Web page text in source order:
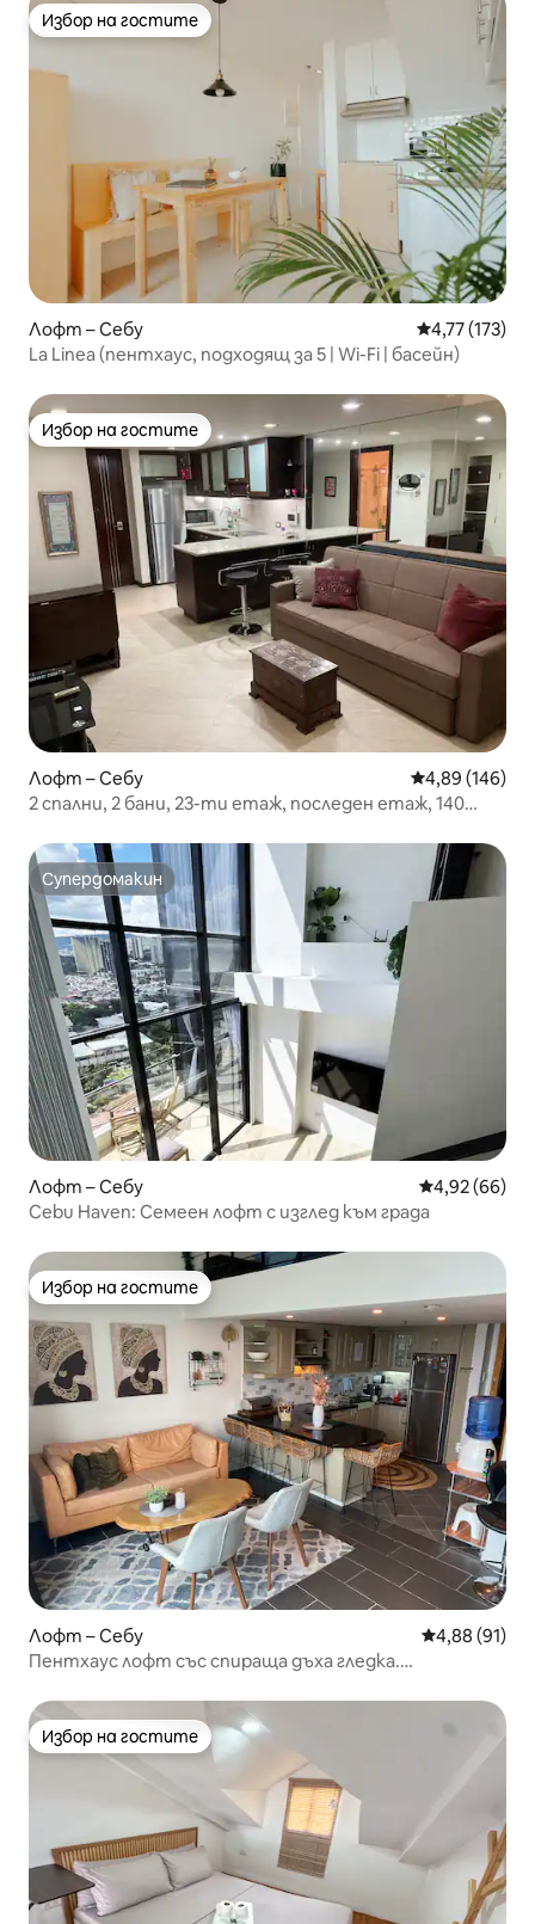
Избор на гостите
Избор на гостите
Лофт – Себу Средна
4,77 (173)
La Linea (пентхаус, подходящ за 5 | Wi-Fi | басейн)
Избор на гостите
Избор на гостите
Лофт – Себу Средна
4,89 (146)
2 спални, 2 бани, 23-ти етаж, последен етаж, 140
Супердомакин
Супердомакин
Лофт – Себу Средна
4,92 (66)
Cebu Haven: Семеен лофт с изглед към града
Избор на гостите
Избор на гостите
Лофт – Себу Средна
4,88 (91)
Пентхаус лофт със спираща дъха гледка.
Избор на гостите
Избор на гостите